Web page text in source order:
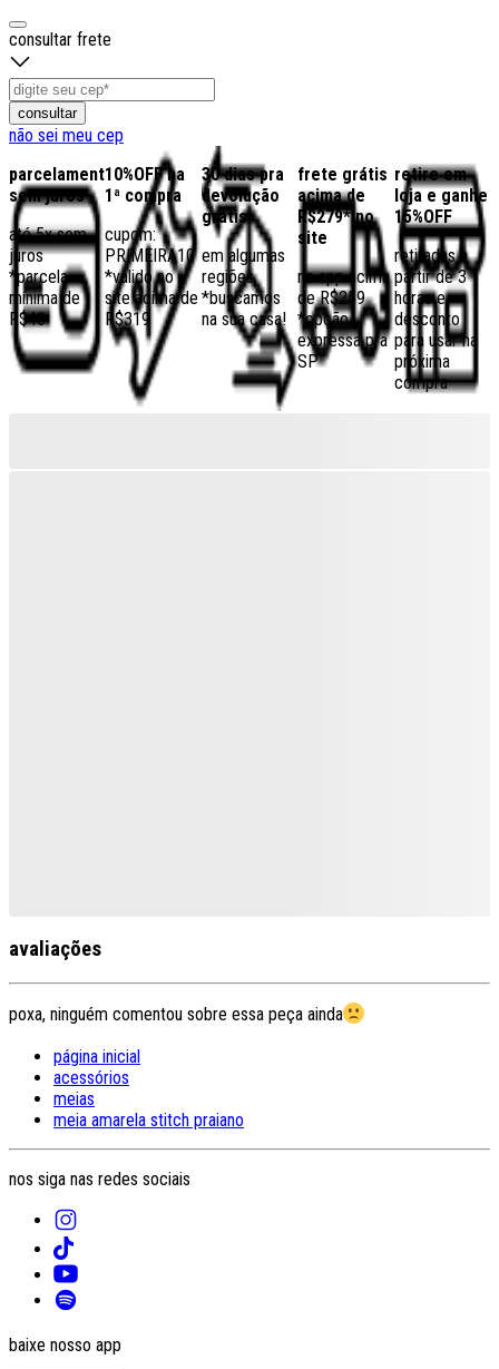
consultar frete
consultar
não sei meu cep
parcelamento
sem juros
até 5x sem
juros
*parcela
mínima de
R$40
10%OFF na
1ª compra
cupom:
PRIMEIRA10
*válido no
site acima de
R$319
30 dias pra
devolução
grátis
em algumas
regiões,
*buscamos
na sua casa!
frete grátis
acima de
R$279* no
site
no app acima
de R$259
*opção
expressa pra
SP
retire em
loja e ganhe
15%OFF
retiradas a
partir de 3
horas e
desconto
para usar na
próxima
compra
avaliações
poxa, ninguém comentou sobre essa peça ainda
página inicial
acessórios
meias
meia amarela stitch praiano
nos siga nas redes sociais
baixe nosso app